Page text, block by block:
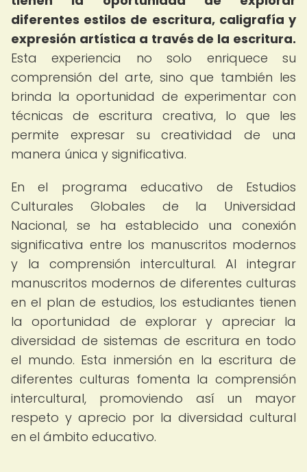
diferentes estilos de escritura, caligrafía y
expresión artística a través de la escritura.
Esta experiencia no solo enriquece su
comprensión del arte, sino que también les
brinda la oportunidad de experimentar con
técnicas de escritura creativa, lo que les
permite expresar su creatividad de una
manera única y significativa.
En el programa educativo de Estudios
Culturales Globales de la Universidad
Nacional, se ha establecido una conexión
significativa entre los manuscritos modernos
y la comprensión intercultural. Al integrar
manuscritos modernos de diferentes culturas
en el plan de estudios, los estudiantes tienen
la oportunidad de explorar y apreciar la
diversidad de sistemas de escritura en todo
el mundo. Esta inmersión en la escritura de
diferentes culturas fomenta la comprensión
intercultural, promoviendo así un mayor
respeto y aprecio por la diversidad cultural
en el ámbito educativo.